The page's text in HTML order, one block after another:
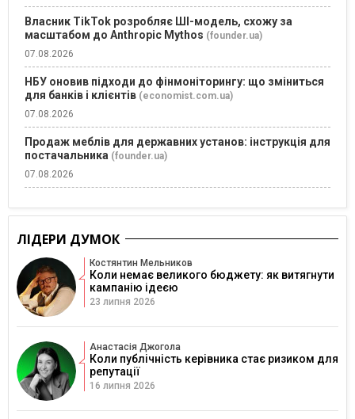
Власник TikTok розробляє ШІ-модель, схожу за
масштабом до Anthropic Mythos (founder.ua)
07.08.2026
НБУ оновив підходи до фінмоніторингу: що зміниться
для банків і клієнтів (economist.com.ua)
07.08.2026
Продаж меблів для державних установ: інструкція для
постачальника (founder.ua)
07.08.2026
ЛІДЕРИ ДУМОК
Костянтин Мельников
Коли немає великого бюджету: як витягнути
кампанію ідеєю
23 липня 2026
Анастасія Джогола
Коли публічність керівника стає ризиком для
репутації
16 липня 2026